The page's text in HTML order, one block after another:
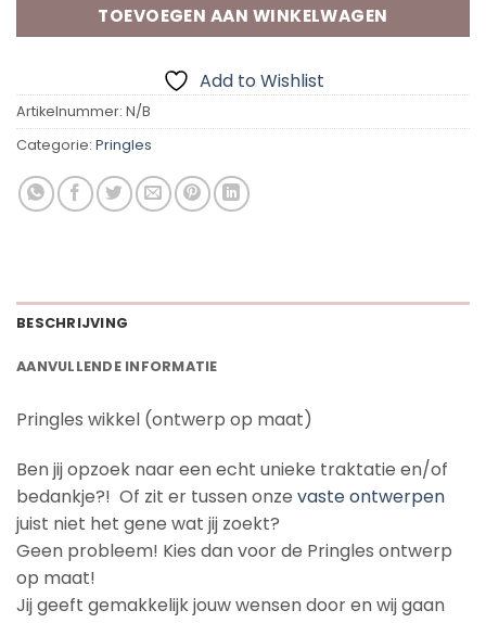
TOEVOEGEN AAN WINKELWAGEN
Add to Wishlist
Artikelnummer: N/B
Categorie: Pringles
BESCHRIJVING
AANVULLENDE INFORMATIE
Pringles wikkel (ontwerp op maat)
Ben jij opzoek naar een echt unieke traktatie en/of
bedankje?! Of zit er tussen onze vaste ontwerpen
juist niet het gene wat jij zoekt?
Geen probleem! Kies dan voor de Pringles ontwerp
op maat!
Jij geeft gemakkelijk jouw wensen door en wij gaan